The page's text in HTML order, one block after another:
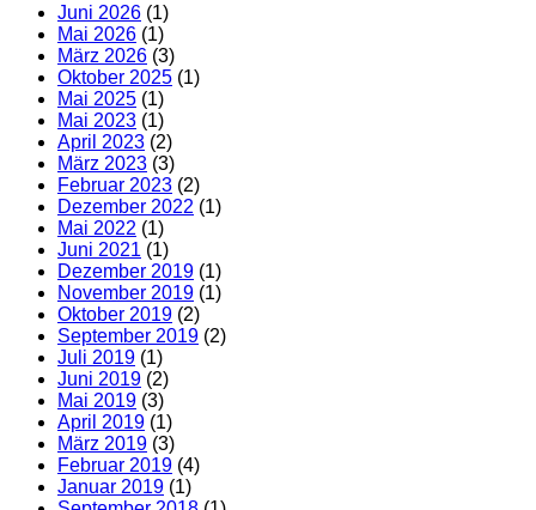
Juni 2026 (1)
Mai 2026 (1)
März 2026 (3)
Oktober 2025 (1)
Mai 2025 (1)
Mai 2023 (1)
April 2023 (2)
März 2023 (3)
Februar 2023 (2)
Dezember 2022 (1)
Mai 2022 (1)
Juni 2021 (1)
Dezember 2019 (1)
November 2019 (1)
Oktober 2019 (2)
September 2019 (2)
Juli 2019 (1)
Juni 2019 (2)
Mai 2019 (3)
April 2019 (1)
März 2019 (3)
Februar 2019 (4)
Januar 2019 (1)